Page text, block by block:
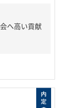
へ高い貢献